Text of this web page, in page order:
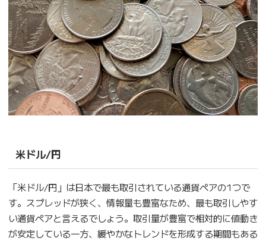
米ドル/円
「米ドル/円」は日本で最も取引されている通貨ペアの1つで
す。スプレッドが狭く、情報量も豊富なため、最も取引しやす
い通貨ペアと言えるでしょう。取引量が豊富で相対的に値動き
が安定している一方、緩やかなトレンドを形成する期間もある